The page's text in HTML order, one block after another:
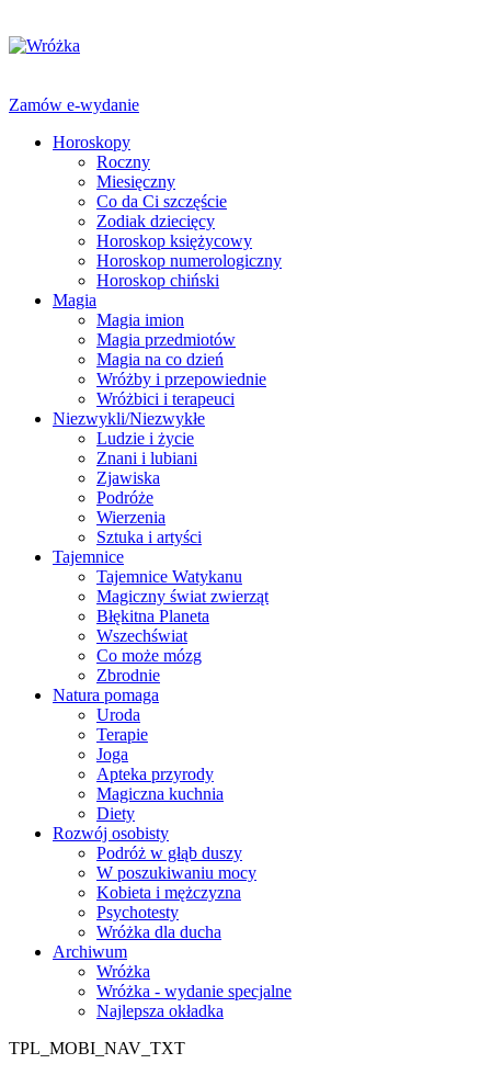
Zamów e-wydanie
Horoskopy
Roczny
Miesięczny
Co da Ci szczęście
Zodiak dziecięcy
Horoskop księżycowy
Horoskop numerologiczny
Horoskop chiński
Magia
Magia imion
Magia przedmiotów
Magia na co dzień
Wróżby i przepowiednie
Wróżbici i terapeuci
Niezwykli/Niezwykłe
Ludzie i życie
Znani i lubiani
Zjawiska
Podróże
Wierzenia
Sztuka i artyści
Tajemnice
Tajemnice Watykanu
Magiczny świat zwierząt
Błękitna Planeta
Wszechświat
Co może mózg
Zbrodnie
Natura pomaga
Uroda
Terapie
Joga
Apteka przyrody
Magiczna kuchnia
Diety
Rozwój osobisty
Podróż w głąb duszy
W poszukiwaniu mocy
Kobieta i mężczyzna
Psychotesty
Wróżka dla ducha
Archiwum
Wróżka
Wróżka - wydanie specjalne
Najlepsza okładka
TPL_MOBI_NAV_TXT